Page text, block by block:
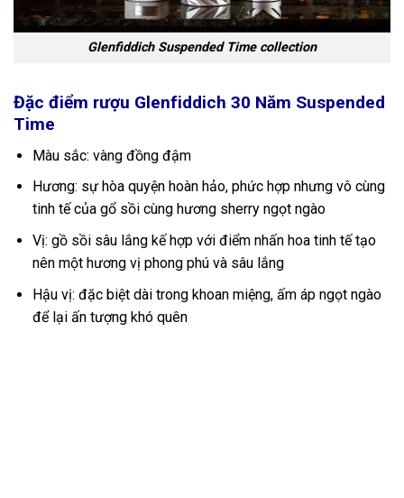
Glenfiddich Suspended Time collection
Đặc điểm rượu Glenfiddich 30 Năm Suspended
Time
Màu sắc: vàng đồng đậm
Hương: sự hòa quyện hoàn hảo, phức hợp nhưng vô cùng
tinh tế của gổ sồi cùng hương sherry ngọt ngào
Vị: gồ sồi sâu lắng kế hợp với điểm nhấn hoa tinh tế tạo
nên một hương vị phong phú và sâu lắng
Hậu vị: đặc biệt dài trong khoan miệng, ấm áp ngọt ngào
để lại ấn tượng khó quên